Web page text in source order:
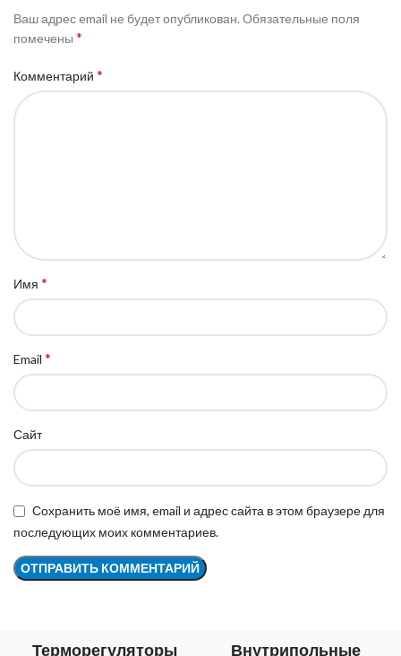
Ваш адрес email не будет опубликован. Обязательные поля
помечены *
Комментарий *
Имя *
Email *
Сайт
Сохранить моё имя, email и адрес сайта в этом браузере для
последующих моих комментариев.
Терморегуляторы
Внутрипольные